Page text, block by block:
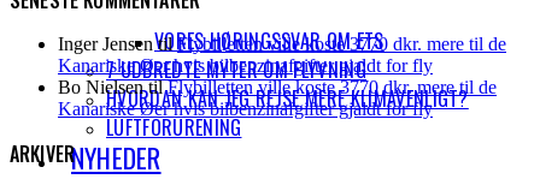
VORES HØRINGSSVAR OM ETS
7 UDBREDTE MYTER OM FLYVNING
HVORDAN KAN JEG REJSE MERE KLIMAVENLIGT?
LUFTFORURENING
NYHEDER
Inger Jensentil Flybilletten ville koste 3770 dkr. mere til de
Kanariske Øer hvis bilbenzinafgifter gjaldt for fly
Bo NielsentilFlybilletten ville koste 3770 dkr. mere til de
Kanariske Øer hvis bilbenzinafgifter gjaldt for fly
ARKIVER